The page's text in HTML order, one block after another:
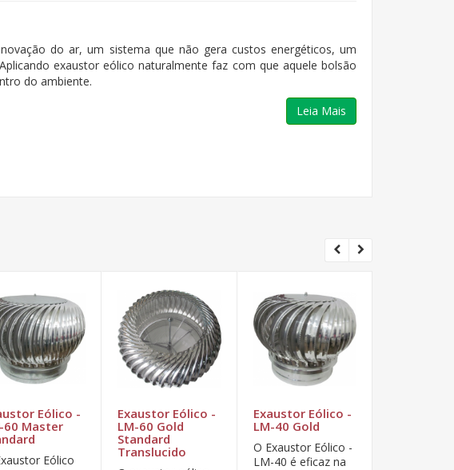
do ar, um sistema que não gera custos energéticos, um
exaustor eólico naturalmente faz com que aquele bolsão
do ambiente.
Leia Mais
Eólico -
60 Master
Eólico
Exaustor Eólico -
LM-60 Gold
Standard
Translucido
Exaustor Eólico -
LM-40 Gold
O Exaustor Eólico -
LM-40 é eficaz na